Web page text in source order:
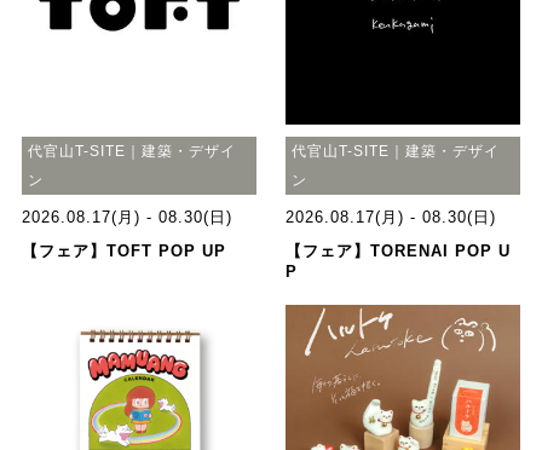
代官山T-SITE｜建築・デザイ
ン
2026.08.17(月) - 08.30(日)
【フェア】TOFT POP UP
代官山T-SITE｜建築・デザイ
ン
2026.08.17(月) - 08.30(日)
【フェア】TORENAI POP U
P